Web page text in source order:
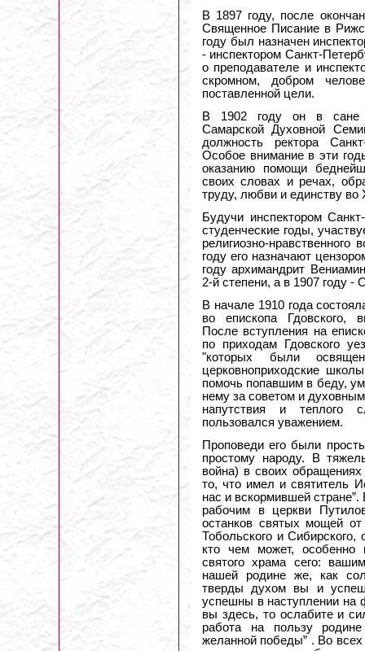
В 1897 году, после
Священное Писание в
году был назначен
- инспектором Санкт-
о преподавателе и
скромном, добром
поставленной цели.
В 1902 году он в сане
Самарской Духовной
должность ректора
Особое внимание в эти
оказанию помощи
своих словах и речах,
труду, любви и единству во
Будучи инспектором
студенческие годы,
религиозно-
году его назначают
году архимандрит
2-й степени, а в 1907 году -
В начале 1910 года
во епископа Гдовского,
После вступления на
по приходам Гдовского
"которых были
церковноприходские
помочь попавшим в беду,
нему за советом и
напутствия и теплого
пользовался уважением.
Проповеди его были
простому народу. В
война) в своих
то, что имел и святитель
нас и вскормившей
рабочим в церкви
останков святых мощей от
Тобольского и
кто чем может, особенно
святого храма сего:
нашей родине же, как
тверды духом вы и
успешны в наступлении на
вы здесь, то ослабите и
работа на пользу
желанной победы” . Во всех